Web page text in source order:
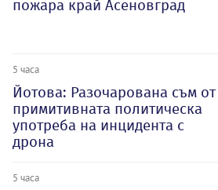
пожара край Асеновград
5 часа
Йотова: Разочарована съм от
примитивната политическа
употреба на инцидента с
дрона
5 часа